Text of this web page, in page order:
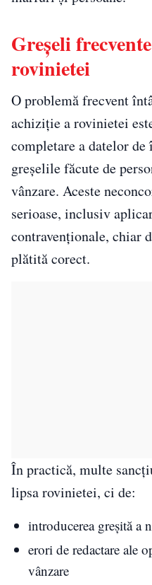
Greșeli
rovinietei
O problemă frecvent
achiziție a rovinietei
completare a datelor
greșelile făcute de
vânzare. Aceste
serioase, inclusiv
contravenționale, chiar
plătită corect.
În practică, multe
lipsa rovinietei, ci de:
introducerea greșită a
erori de redactare ale
vânzare